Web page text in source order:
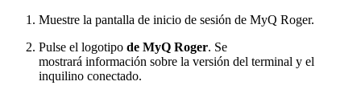
Muestre la pantalla de inicio de sesión de MyQ Roger.
Pulse el logotipo de MyQ Roger. Se
mostrará información sobre la versión del terminal y el
inquilino conectado.